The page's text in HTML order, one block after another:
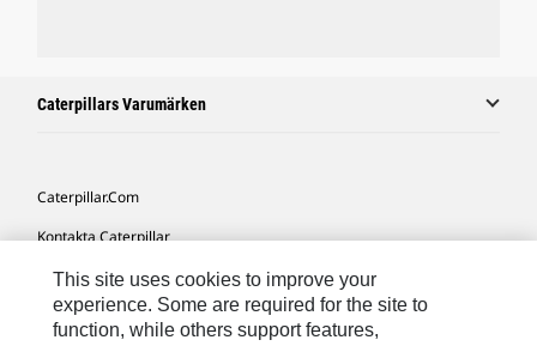
Caterpillars Varumärken
Caterpillar.com
Kontakta Caterpillar
Mina Marknadsföringspreferenser
Platskarta
This site uses cookies to improve your
experience. Some are required for the site to
function, while others support features,